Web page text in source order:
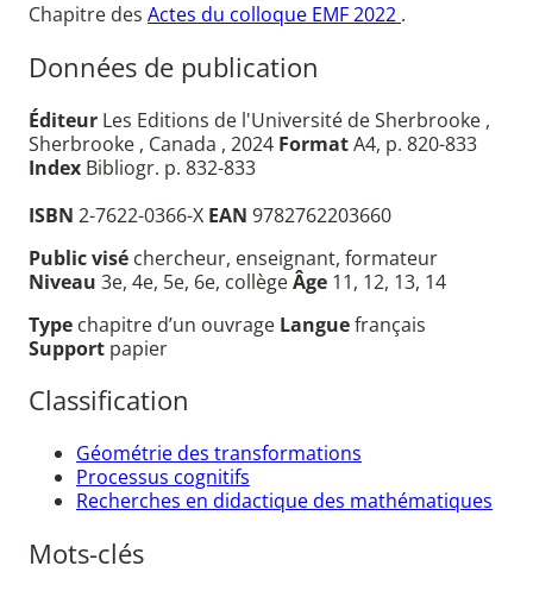
Chapitre des Actes du colloque EMF 2022 .
Données de publication
Éditeur Les Editions de l'Université de Sherbrooke ,
Sherbrooke , Canada , 2024 FormatA4, p. 820-833
Index Bibliogr. p. 832-833
ISBN 2-7622-0366-X EAN 9782762203660
Public visé chercheur, enseignant, formateur
Niveau 3e, 4e, 5e, 6e, collègeÂge 11, 12, 13, 14
Type chapitre d’un ouvrage Languefrançais
Support papier
Classification
Géométrie des transformations
Processus cognitifs
Recherches en didactique des mathématiques
Mots-clés